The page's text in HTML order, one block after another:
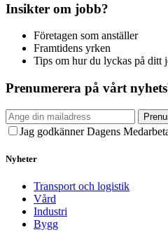
Insikter om jobb?
Företagen som anställer
Framtidens yrken
Tips om hur du lyckas på ditt
Prenumerera på vårt
Jag godkänner Dagens
Nyheter
Transport och logistik
Vård
Industri
Bygg